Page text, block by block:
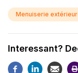
Menuiserie
Interessant?